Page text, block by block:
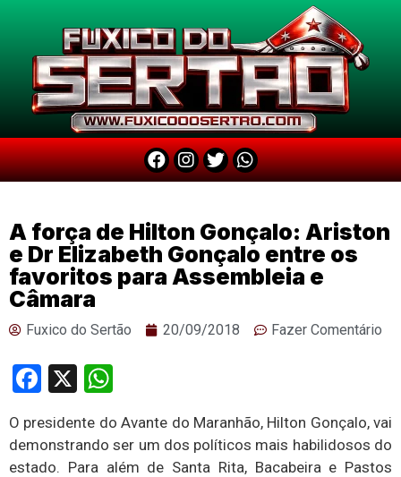
A força de Hilton Gonçalo: Ariston
e Dr Elizabeth Gonçalo entre os
favoritos para Assembleia e
Câmara
Fuxico do Sertão 20/09/2018 Fazer Comentário
Facebook
X
O presidente do Avante do Maranhão, Hilton Gonçalo, vai
demonstrando ser um dos políticos mais habilidosos do
estado. Para além de Santa Rita, Bacabeira e Pastos